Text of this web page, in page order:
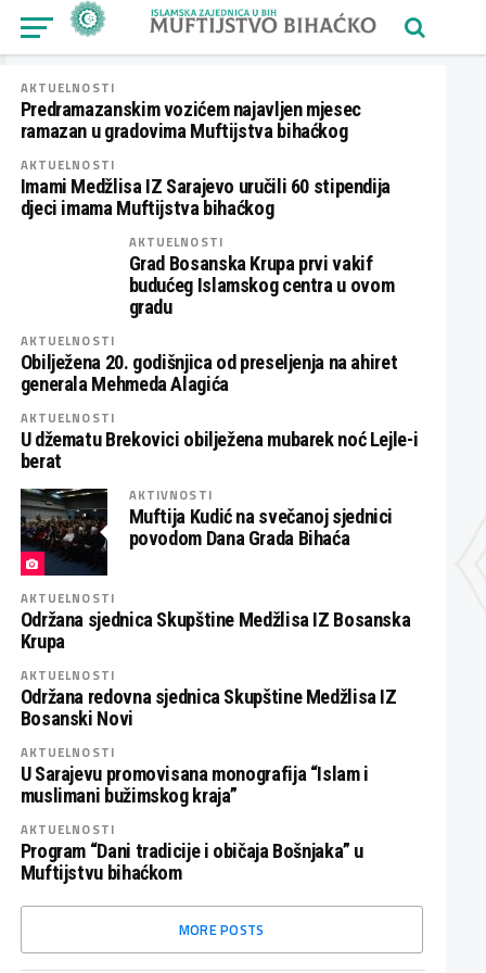
AKTUELNOSTI
Predramazanskim vozićem najavljen mjesec
ramazan u gradovima Muftijstva bihaćkog
AKTUELNOSTI
Imami Medžlisa IZ Sarajevo uručili 60 stipendija
djeci imama Muftijstva bihaćkog
AKTUELNOSTI
Grad Bosanska Krupa prvi vakif
budućeg Islamskog centra u ovom
gradu
AKTUELNOSTI
Obilježena 20. godišnjica od preseljenja na ahiret
generala Mehmeda Alagića
AKTUELNOSTI
U džematu Brekovici obilježena mubarek noć Lejle-i
berat
AKTIVNOSTI
Muftija Kudić na svečanoj sjednici
povodom Dana Grada Bihaća
AKTUELNOSTI
Održana sjednica Skupštine Medžlisa IZ Bosanska
Krupa
AKTUELNOSTI
Održana redovna sjednica Skupštine Medžlisa IZ
Bosanski Novi
AKTUELNOSTI
U Sarajevu promovisana monografija “Islam i
muslimani bužimskog kraja”
AKTUELNOSTI
Program “Dani tradicije i običaja Bošnjaka” u
Muftijstvu bihaćkom
MORE POSTS